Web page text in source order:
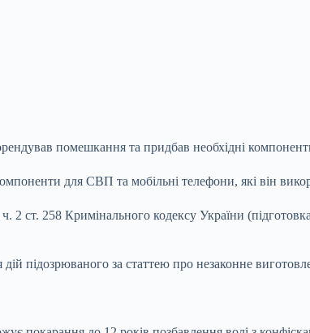
помешкання та придбав необхідні
для СВП та мобільні телефони, які він
2 ст. 258 Кримінального кодексу України
підозрюваного за статтею про незаконне